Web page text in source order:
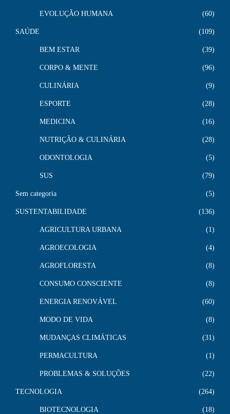
EVOLUÇÃO HUMANA 60
SAÚDE 109
BEM ESTAR 39
CORPO & MENTE 96
CULINÁRIA 9
ESPORTE 28
MEDICINA 16
NUTRIÇÃO & CULINÁRIA 28
ODONTOLOGIA 5
SUS 79
Sem categoria 5
SUSTENTABILIDADE 136
AGRICULTURA URBANA 1
AGROECOLOGIA 4
AGROFLORESTA 8
CONSUMO CONSCIENTE 8
ENERGIA RENOVÁVEL 60
MODO DE VIDA 8
MUDANÇAS CLIMÁTICAS 31
PERMACULTURA 1
PROBLEMAS & SOLUÇÕES 22
TECNOLOGIA 264
BIOTECNOLOGIA 18